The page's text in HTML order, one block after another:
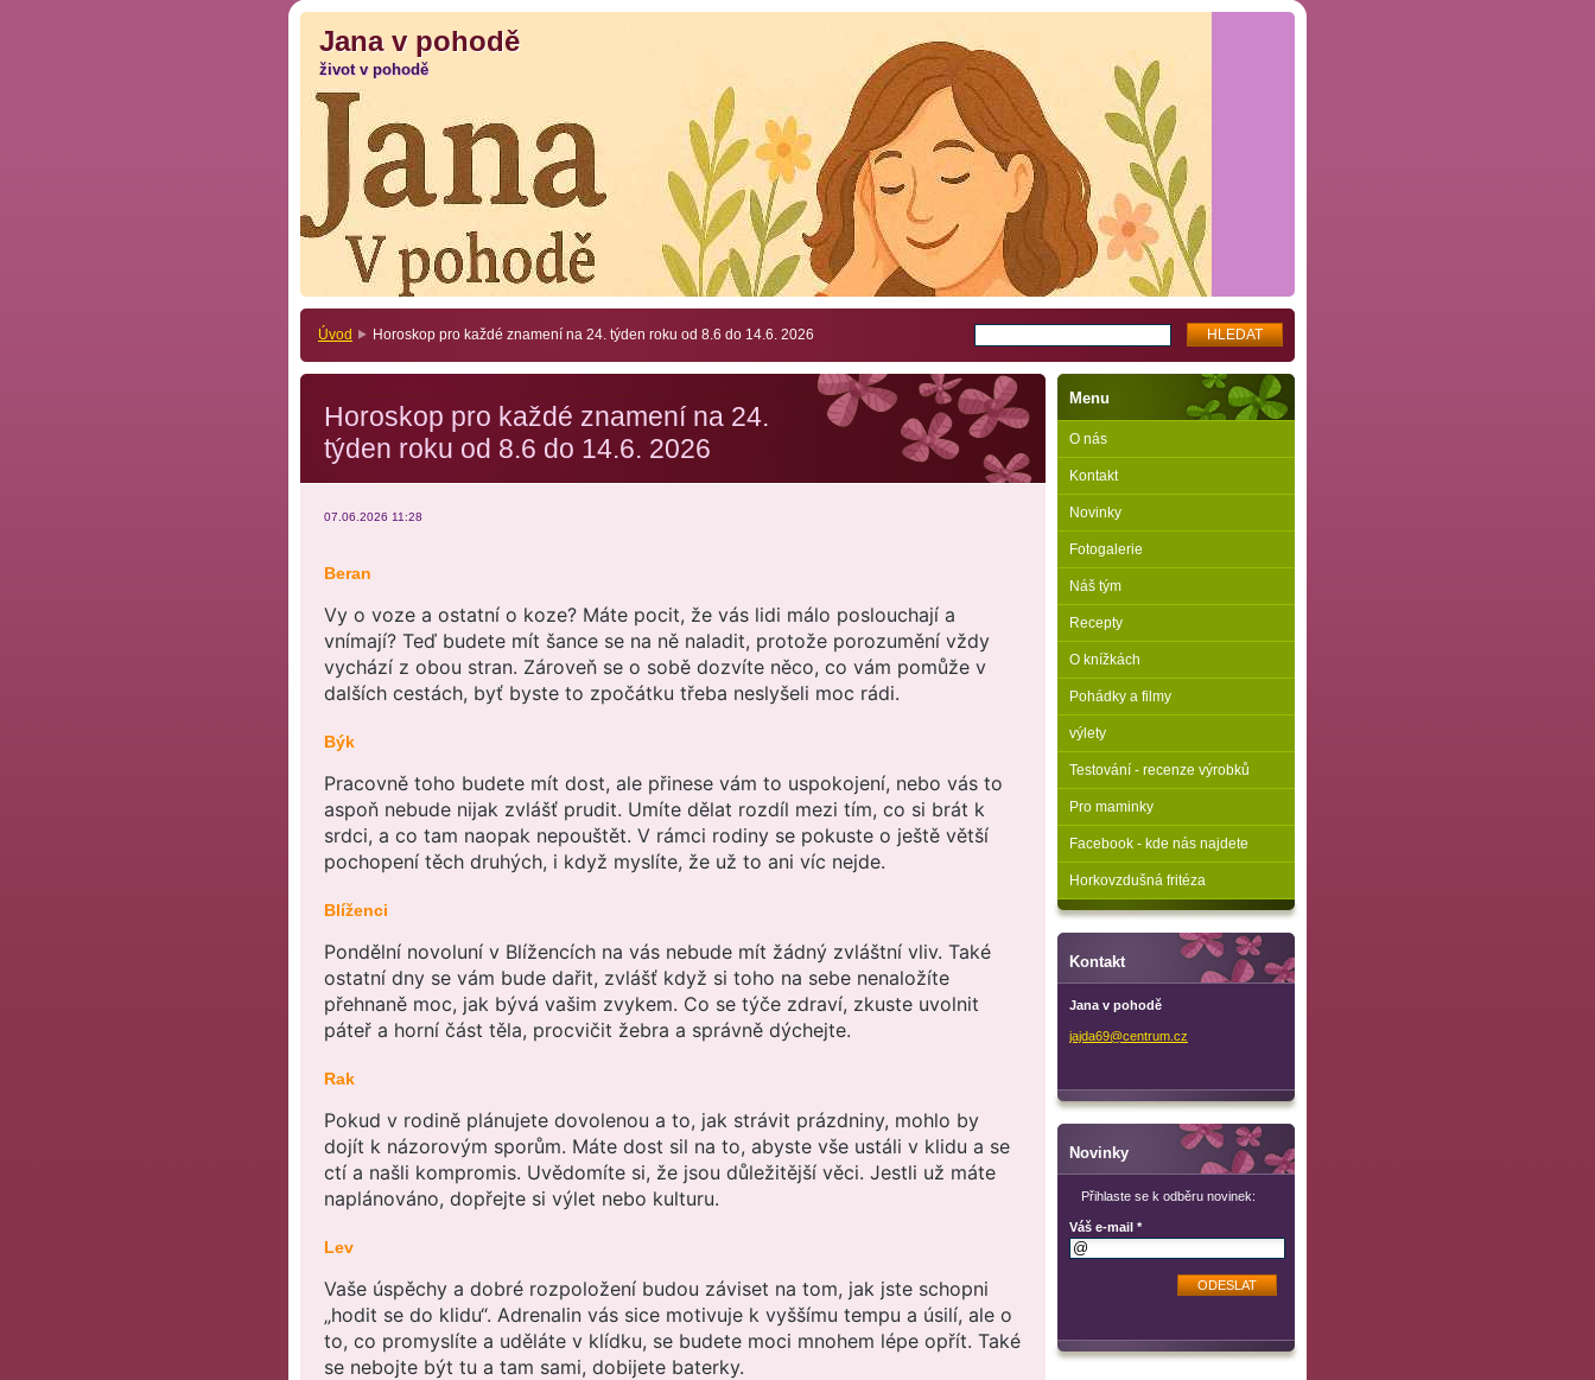
Jana v pohodě
Jana v pohodě
život v pohodě
život v pohodě
Úvod Horoskop pro každé znamení na 24. týden roku od 8.6 do 14.6. 2026
Horoskop pro každé znamení na 24.
týden roku od 8.6 do 14.6. 2026
07.06.2026 11:28
Beran
Vy o voze a ostatní o koze? Máte pocit, že vás lidi málo poslouchají a
vnímají? Teď budete mít šance se na ně naladit, protože porozumění vždy
vychází z obou stran. Zároveň se o sobě dozvíte něco, co vám pomůže v
dalších cestách, byť byste to zpočátku třeba neslyšeli moc rádi.
Býk
Pracovně toho budete mít dost, ale přinese vám to uspokojení, nebo vás to
aspoň nebude nijak zvlášť prudit. Umíte dělat rozdíl mezi tím, co si brát k
srdci, a co tam naopak nepouštět. V rámci rodiny se pokuste o ještě větší
pochopení těch druhých, i když myslíte, že už to ani víc nejde.
Blíženci
Pondělní novoluní v Blížencích na vás nebude mít žádný zvláštní vliv. Také
ostatní dny se vám bude dařit, zvlášť když si toho na sebe nenaložíte
přehnaně moc, jak bývá vašim zvykem. Co se týče zdraví, zkuste uvolnit
páteř a horní část těla, procvičit žebra a správně dýchejte.
Rak
Pokud v rodině plánujete dovolenou a to, jak strávit prázdniny, mohlo by
dojít k názorovým sporům. Máte dost sil na to, abyste vše ustáli v klidu a se
ctí a našli kompromis. Uvědomíte si, že jsou důležitější věci. Jestli už máte
naplánováno, dopřejte si výlet nebo kulturu.
Lev
Vaše úspěchy a dobré rozpoložení budou záviset na tom, jak jste schopni
„hodit se do klidu“. Adrenalin vás sice motivuje k vyššímu tempu a úsilí, ale o
to, co promyslíte a uděláte v klídku, se budete moci mnohem lépe opřít. Také
se nebojte být tu a tam sami, dobijete baterky.
Menu
O nás
Kontakt
Novinky
Fotogalerie
Náš tým
Recepty
O knížkách
Pohádky a filmy
výlety
Testování - recenze výrobků
Pro maminky
Facebook - kde nás najdete
Horkovzdušná fritéza
Kontakt
Jana v pohodě
jajda69@centrum. cz
Novinky
Přihlaste se k odběru novinek:
Váš e-mail *